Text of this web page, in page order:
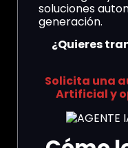
soluciones
generación.
¿Quieres
Solicita una
Artificial y